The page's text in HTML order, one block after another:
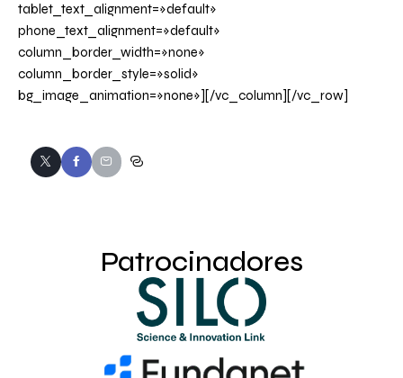
tablet_text_alignment=»default»
phone_text_alignment=»default»
column_border_width=»none»
column_border_style=»solid»
bg_image_animation=»none»][/vc_column][/vc_row]
Patrocinadores